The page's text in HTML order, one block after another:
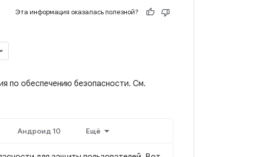
Эта информация оказалась полезной?
по обеспечению безопасности. См.
Андроид 10 Ещё